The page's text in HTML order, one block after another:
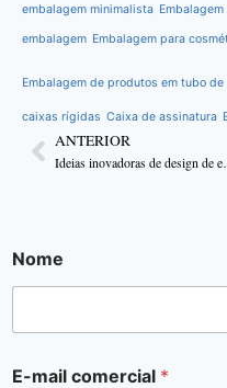
embalagem minimalista
embalagem Embalagem para
Embalagem de produtos em tubo de
caixas rígidas Caixa de assinatura
ANTERIOR
Ideias
Nome
E-mail comercial *